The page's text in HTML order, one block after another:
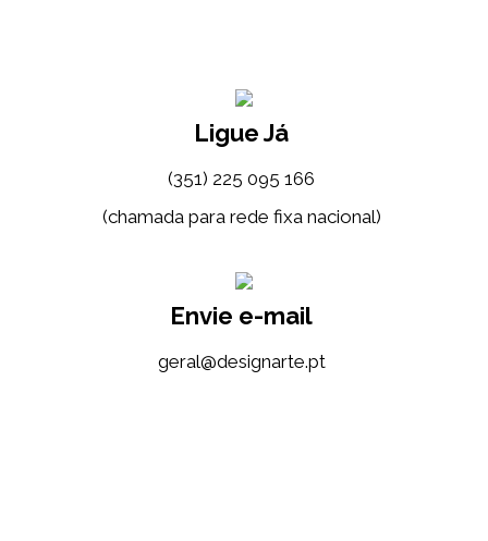
Ligue Já
(351) 225 095 166
(chamada para rede fixa nacional)
Envie e-mail
tp.etrangised@lareg